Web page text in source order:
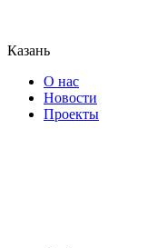
Казань
О нас
Новости
Проекты